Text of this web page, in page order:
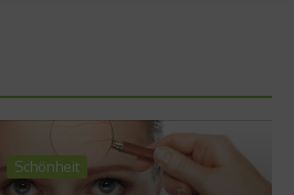
Schönheit